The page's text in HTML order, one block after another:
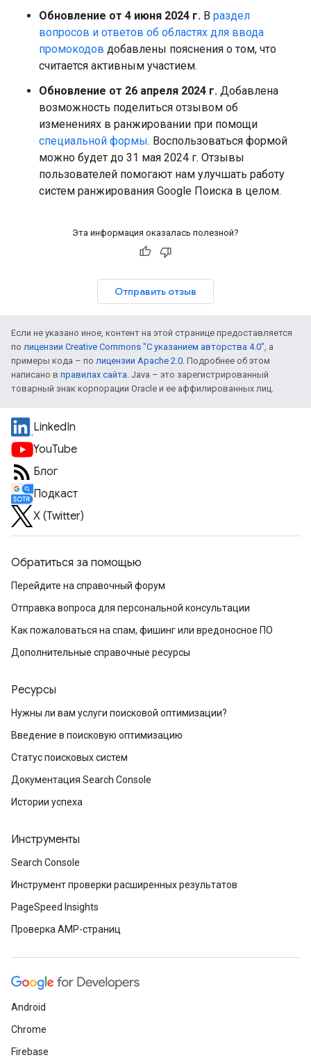
Обновление от 4 июня 2024 г. В раздел
вопросов и ответов об областях для ввода
промокодов добавлены пояснения о том, что
считается активным участием.
Обновление от 26 апреля 2024 г. Добавлена
возможность поделиться отзывом об
изменениях в ранжировании при помощи
специальной формы. Воспользоваться формой
можно будет до 31 мая 2024 г. Отзывы
пользователей помогают нам улучшать работу
систем ранжирования Google Поиска в целом.
Эта информация оказалась полезной?
Отправить отзыв
Если не указано иное, контент на этой странице предоставляется
по лицензии Creative Commons "С указанием авторства 4.0", а
примеры кода – по лицензии Apache 2.0. Подробнее об этом
написано в правилах сайта. Java – это зарегистрированный
товарный знак корпорации Oracle и ее аффилированных лиц.
LinkedIn
YouTube
Блог
Подкаст
X (Twitter)
Обратиться за помощью
Перейдите на справочный форум
Отправка вопроса для персональной консультации
Как пожаловаться на спам, фишинг или вредоносное ПО
Дополнительные справочные ресурсы
Ресурсы
Нужны ли вам услуги поисковой оптимизации?
Введение в поисковую оптимизацию
Статус поисковых систем
Документация Search Console
Истории успеха
Инструменты
Search Console
Инструмент проверки расширенных результатов
PageSpeed Insights
Проверка AMP-страниц
Android
Chrome
Firebase